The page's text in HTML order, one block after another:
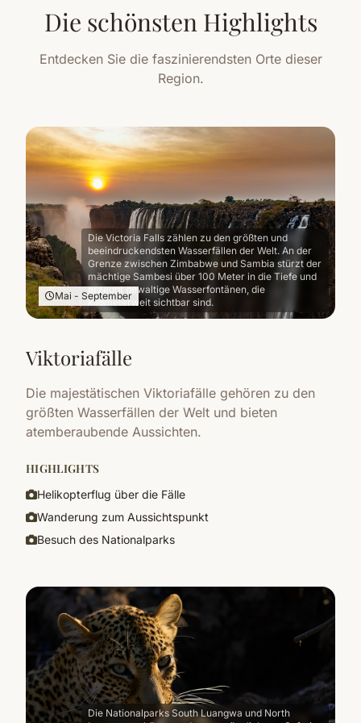
Die schönsten Highlights
Entdecken Sie die faszinierendsten Orte dieser
Region.
Die Victoria Falls zählen zu den größten und
beeindruckendsten Wasserfällen der Welt. An der
Grenze zwischen Zimbabwe und Sambia stürzt der
mächtige Sambesi über 100 Meter in die Tiefe und
erzeugt gewaltige Wasserfontänen, die
kilometerweit sichtbar sind.
Mai - September
Viktoriafälle
Die majestätischen Viktoriafälle gehören zu den
größten Wasserfällen der Welt und bieten
atemberaubende Aussichten.
HIGHLIGHTS
Helikopterflug über die Fälle
Wanderung zum Aussichtspunkt
Besuch des Nationalparks
Die Nationalparks South Luangwa und North